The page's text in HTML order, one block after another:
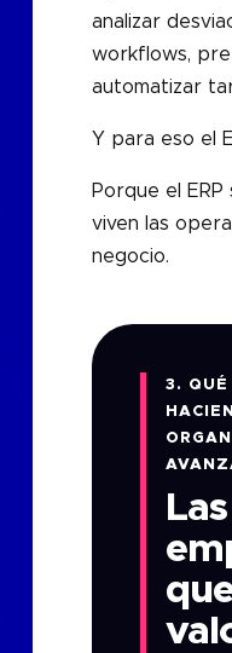
analizar
workflows,
automatizar
Y para eso el
Porque el
viven las
negocio.
3. QUÉ
Las